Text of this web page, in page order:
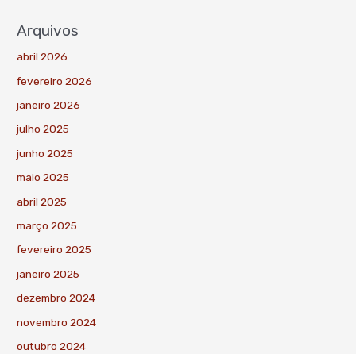
Arquivos
abril 2026
fevereiro 2026
janeiro 2026
julho 2025
junho 2025
maio 2025
abril 2025
março 2025
fevereiro 2025
janeiro 2025
dezembro 2024
novembro 2024
outubro 2024